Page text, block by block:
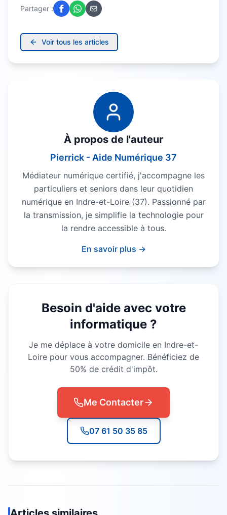
Partager :
Voir tous les articles
À propos de l'auteur
Pierrick - Aide Numérique 37
Médiateur numérique certifié, j'accompagne les
particuliers et seniors dans leur quotidien
numérique en Indre-et-Loire (37). Passionné par
la transmission, je simplifie la technologie pour
la rendre accessible à tous.
En savoir plus →
Besoin d'aide avec votre
informatique ?
Je me déplace à votre domicile en Indre-et-
Loire pour vous accompagner. Bénéficiez de
50% de crédit d'impôt.
Me Contacter
07 61 50 35 85